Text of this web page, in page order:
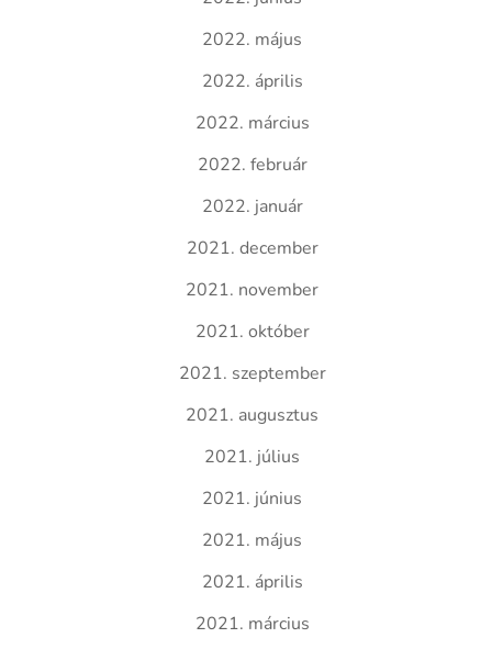
2022. május
2022. április
2022. március
2022. február
2022. január
2021. december
2021. november
2021. október
2021. szeptember
2021. augusztus
2021. július
2021. június
2021. május
2021. április
2021. március